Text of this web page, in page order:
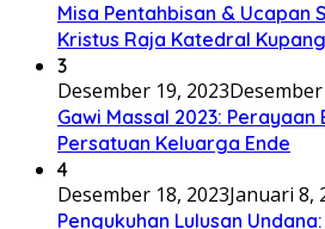
Misa Pentahbisan & Ucapan
Kristus Raja Katedral Kupang
3
Desember 19, 2023
Gawi Massal 2023: Perayaan
Persatuan Keluarga Ende
4
Desember 18, 2023Januari 8,
Pengukuhan Lulusan